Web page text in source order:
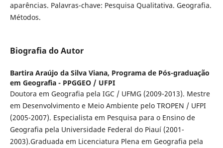
aparências. Palavras-chave: Pesquisa Qualitativa. Geografia.
Métodos.
Biografia do Autor
Bartira Araújo da Silva Viana, Programa de Pós-graduação
em Geografia - PPGGEO / UFPI
Doutora em Geografia pela IGC / UFMG (2009-2013). Mestre
em Desenvolvimento e Meio Ambiente pelo TROPEN / UFPI
(2005-2007). Especialista em Pesquisa para o Ensino de
Geografia pela Universidade Federal do Piauí (2001-
2003).Graduada em Licenciatura Plena em Geografia pela